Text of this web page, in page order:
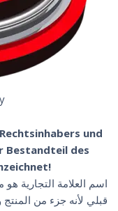
und
Bestandteil des
اسم العلامة التجارية
قبلي لأنه جزء من المنتج